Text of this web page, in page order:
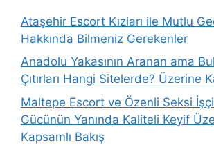
Ataşehir Escort Kızları ile Mutlu
Hakkında Bilmeniz Gerekenler
Anadolu Yakasının Aranan ama
Çıtırları Hangi Sitelerde? Üzerine
Maltepe Escort ve Özenli Seksi
Gücünün Yanında Kaliteli Keyif
Kapsamlı Bakış